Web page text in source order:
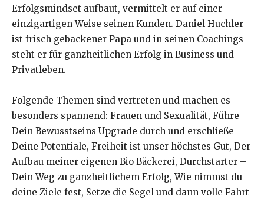
Erfolgsmindset aufbaut, vermittelt er auf einer
einzigartigen Weise seinen Kunden. Daniel Huchler
ist frisch gebackener Papa und in seinen Coachings
steht er für ganzheitlichen Erfolg in Business und
Privatleben.
Folgende Themen sind vertreten und machen es
besonders spannend: Frauen und Sexualität, Führe
Dein Bewusstseins Upgrade durch und erschließe
Deine Potentiale, Freiheit ist unser höchstes Gut, Der
Aufbau meiner eigenen Bio Bäckerei, Durchstarter –
Dein Weg zu ganzheitlichem Erfolg, Wie nimmst du
deine Ziele fest, Setze die Segel und dann volle Fahrt